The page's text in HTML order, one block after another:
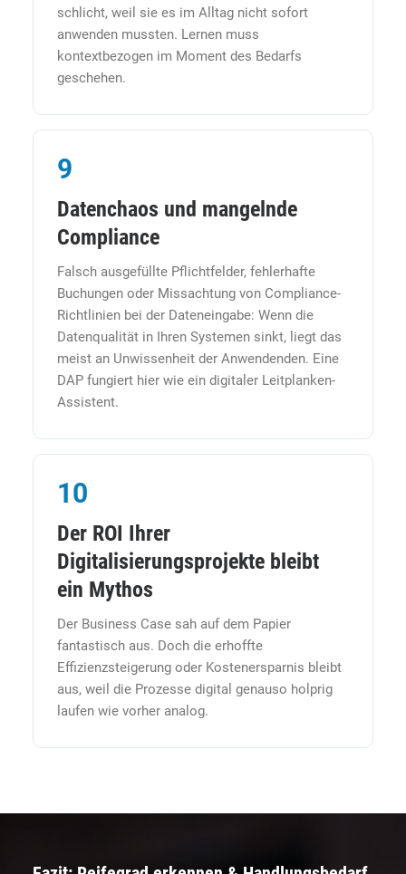
schlicht, weil sie es im Alltag nicht sofort
anwenden mussten. Lernen muss
kontextbezogen im Moment des Bedarfs
geschehen.
9
Datenchaos und mangelnde
Compliance
Falsch ausgefüllte Pflichtfelder, fehlerhafte
Buchungen oder Missachtung von Compliance-
Richtlinien bei der Dateneingabe: Wenn die
Datenqualität in Ihren Systemen sinkt, liegt das
meist an Unwissenheit der Anwendenden. Eine
DAP fungiert hier wie ein digitaler Leitplanken-
Assistent.
10
Der ROI Ihrer
Digitalisierungsprojekte bleibt
ein Mythos
Der Business Case sah auf dem Papier
fantastisch aus. Doch die erhoffte
Effizienzsteigerung oder Kostenersparnis bleibt
aus, weil die Prozesse digital genauso holprig
laufen wie vorher analog.